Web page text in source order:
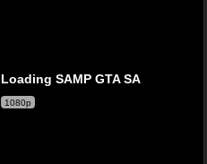
Loading SAMP GTA SA
1080p